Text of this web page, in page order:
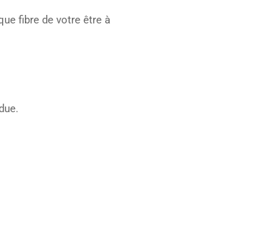
fibre de votre être à